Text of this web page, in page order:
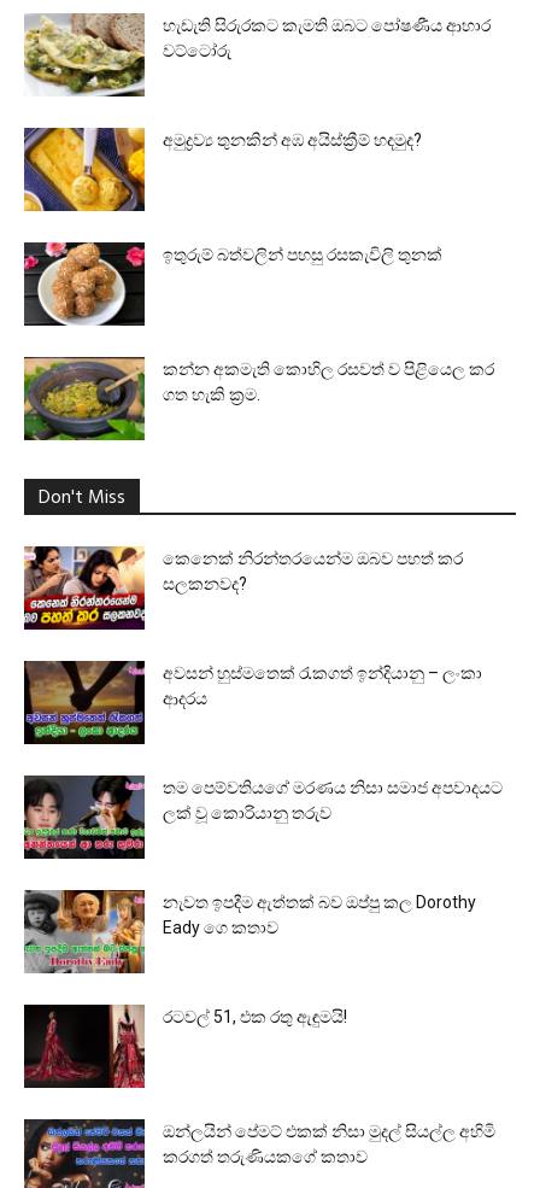
හැඩැති සිරුරකට කැමති ඔබට පෝෂණීය ආහාර
වට්ටෝරු
අමුද්‍රව්‍ය තුනකින් අඹ අයිස්ක්‍රීම් හදමුද?
ඉතුරුම් බත්වලින් පහසු රසකැවිලි තුනක්
කන්න අකමැති කොහිල රසවත් ව පිළියෙල කර
ගත හැකි ක්‍රම.
Don't Miss
කෙනෙක් නිරන්තරයෙන්ම ඔබව පහත් කර
සලකනවද?
අවසන් හුස්මතෙක් රැකගත් ඉන්දියානු – ලංකා
ආදරය
තම පෙම්වතියගේ මරණය නිසා සමාජ අපවාදයට
ලක් වූ කොරියානු තරුව
නැවත ඉපදීම ඇත්තක් බව ඔප්පු කල Dorothy
Eady ගෙ කතාව
රටවල් 51, එක රතු ඇඳුමයි!
ඔන්ලයින් පේමට් එකක් නිසා මුදල් සියල්ල අහිමි
කරගත් තරුණියකගේ කතාව